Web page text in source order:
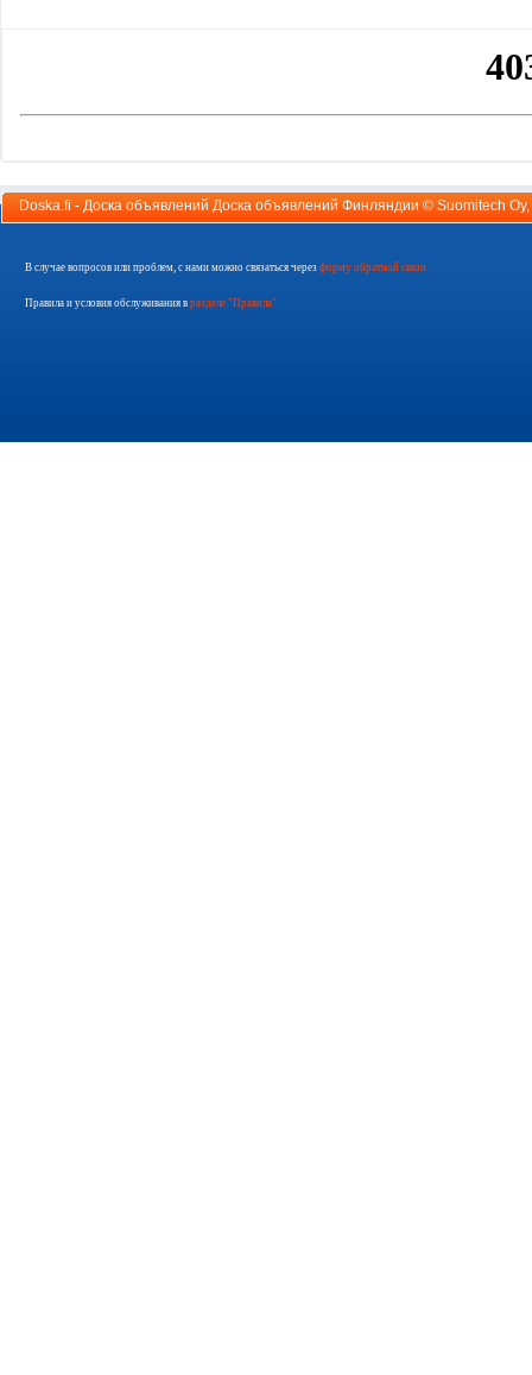
Doska.fi - Доска объявлений Доска объявлений Финляндии © Suomitech Oy
В случае вопросов или проблем, с нами можно связаться через форму обратной связи
Правила и условия обслуживания в разделе "Правила"